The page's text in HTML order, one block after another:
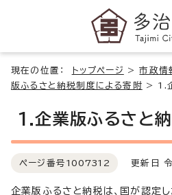
現在の位置： トップページ >市政情
版ふるさと納税制度による寄附 > 1.
1.企業版ふるさと
ページ番号 1007312 更新日 令
企業版ふるさと納税は、国が認定